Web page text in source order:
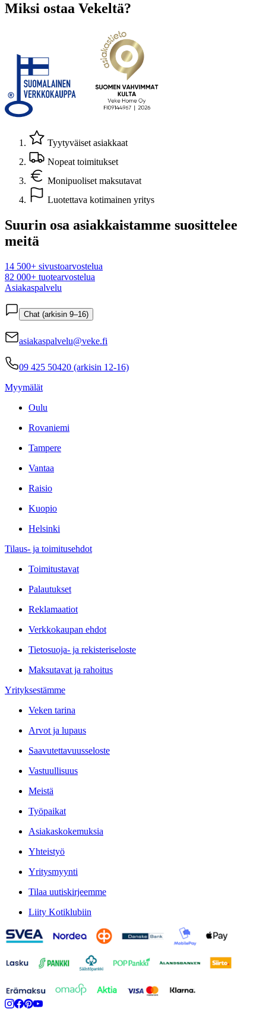
Miksi ostaa Vekeltä?
Tyytyväiset asiakkaat
Nopeat toimitukset
Monipuoliset maksutavat
Luotettava kotimainen yritys
Suurin osa asiakkaistamme suosittelee
meitä
14 500+ sivustoarvostelua
82 000+ tuotearvostelua
Asiakaspalvelu
Chat (arkisin 9–16)
asiakaspalvelu@veke.fi
09 425 50420 (arkisin 12-16)
Myymälät
Oulu
Rovaniemi
Tampere
Vantaa
Raisio
Kuopio
Helsinki
Tilaus- ja toimitusehdot
Toimitustavat
Palautukset
Reklamaatiot
Verkkokaupan ehdot
Tietosuoja- ja rekisteriseloste
Maksutavat ja rahoitus
Yrityksestämme
Veken tarina
Arvot ja lupaus
Saavutettavuusseloste
Vastuullisuus
Meistä
Työpaikat
Asiakaskokemuksia
Yhteistyö
Yritysmyynti
Tilaa uutiskirjeemme
Liity Kotiklubiin